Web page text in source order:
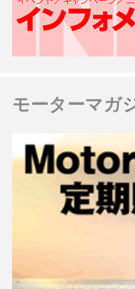
モーターマガ